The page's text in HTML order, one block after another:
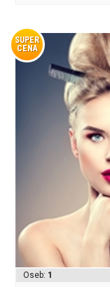
SUPER
CENA
Oseb: 1